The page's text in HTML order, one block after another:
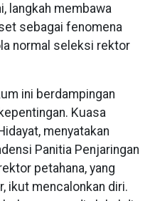
langkah membawa
sebagai fenomena
normal seleksi rektor
ini berdampingan
Kuasa
menyatakan
Panitia Penjaringan
petahana, yang
ikut mencalonkan diri.